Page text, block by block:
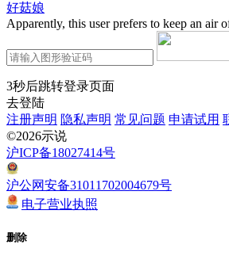
好菇娘
Apparently, this user prefers to keep an air
3秒后跳转登录页面
去登陆
注册声明 隐私声明 常见问题 申请试用
©2026示说
沪ICP备18027414号
沪公网安备31011702004679号
电子营业执照
删除